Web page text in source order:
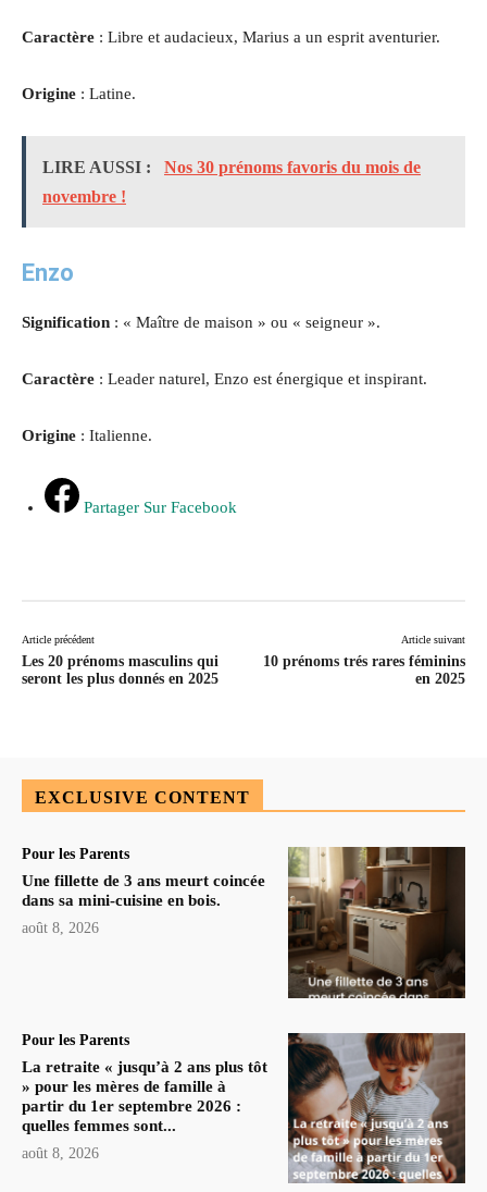
Caractère : Libre et audacieux, Marius a un esprit aventurier.
Origine : Latine.
LIRE AUSSI :
Nos 30 prénoms favoris du mois de
novembre !
Enzo
Signification : « Maître de maison » ou « seigneur ».
Caractère : Leader naturel, Enzo est énergique et inspirant.
Origine : Italienne.
Partager Sur Facebook
Article précédent
Les 20 prénoms masculins qui
seront les plus donnés en 2025
Article suivant
10 prénoms trés rares féminins
en 2025
EXCLUSIVE CONTENT
Pour les Parents
Une fillette de 3 ans meurt coincée
dans sa mini-cuisine en bois.
août 8, 2026
Pour les Parents
La retraite « jusqu’à 2 ans plus tôt
» pour les mères de famille à
partir du 1er septembre 2026 :
quelles femmes sont...
août 8, 2026